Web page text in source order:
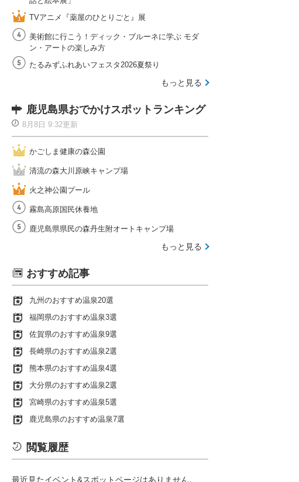
TVアニメ『薬屋のひとりごと』展
美術館に行こう！ディック・ブルーネに学ぶ モダ
ン・アートの楽しみ方
たるみずふれあいフェスタ2026夏祭り
もっと見る
鹿児島県おでかけスポットランキング
8月8日 9:32更新
かごしま健康の森公園
清流の森大川原峡キャンプ場
火之神公園プール
霧島高原国民休養地
鹿児島県県民の森丹生附オートキャンプ場
もっと見る
おすすめ記事
九州のおすすめ温泉20選
福岡県のおすすめ温泉3選
佐賀県のおすすめ温泉9選
長崎県のおすすめ温泉2選
熊本県のおすすめ温泉4選
大分県のおすすめ温泉2選
宮崎県のおすすめ温泉5選
鹿児島県のおすすめ温泉7選
閲覧履歴
最近見たイベント&スポットページはありません。